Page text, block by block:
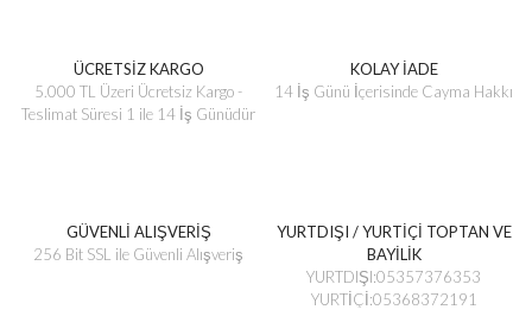
ÜCRETSİZ KARGO
5.000 TL Üzeri Ücretsiz Kargo -
Teslimat Süresi 1 ile 14 İş Günüdür
KOLAY İADE
14 İş Günü İçerisinde Cayma Hakkı
GÜVENLİ ALIŞVERİŞ
256 Bit SSL ile Güvenli Alışveriş
YURTDIŞI / YURTİÇİ TOPTAN VE
BAYİLİK
YURTDIŞI:05357376353
YURTİÇİ:05368372191